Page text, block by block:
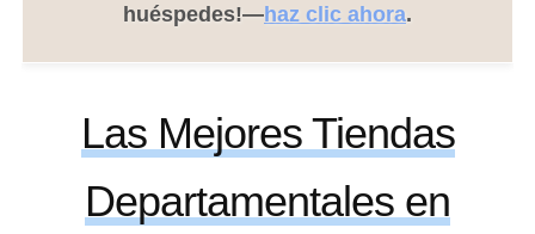
huéspedes!—haz clic ahora.
Las Mejores Tiendas
Departamentales en